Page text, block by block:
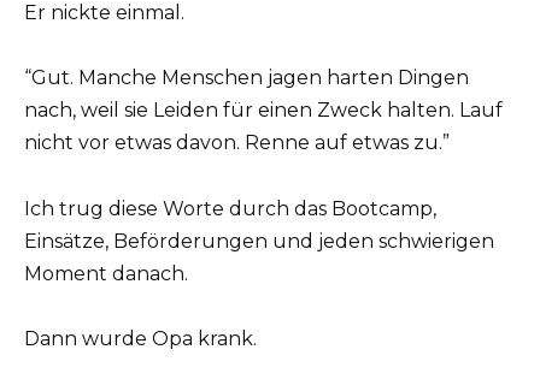
Er nickte einmal.
“Gut. Manche Menschen jagen harten Dingen
nach, weil sie Leiden für einen Zweck halten. Lauf
nicht vor etwas davon. Renne auf etwas zu.”
Ich trug diese Worte durch das Bootcamp,
Einsätze, Beförderungen und jeden schwierigen
Moment danach.
Dann wurde Opa krank.